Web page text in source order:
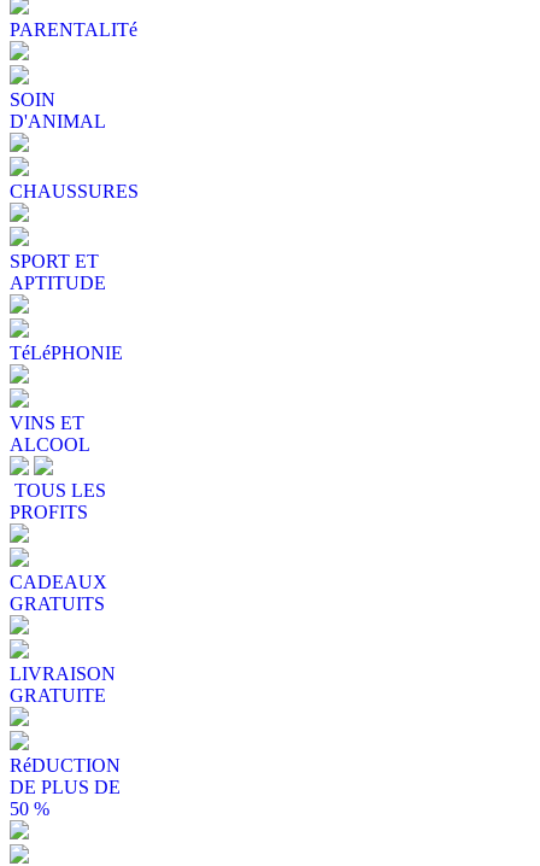
PARENTALITé
SOIN
D'ANIMAL
CHAUSSURES
SPORT ET
APTITUDE
TéLéPHONIE
VINS ET
ALCOOL
TOUS LES
PROFITS
CADEAUX
GRATUITS
LIVRAISON
GRATUITE
RéDUCTION
DE PLUS DE
50 %